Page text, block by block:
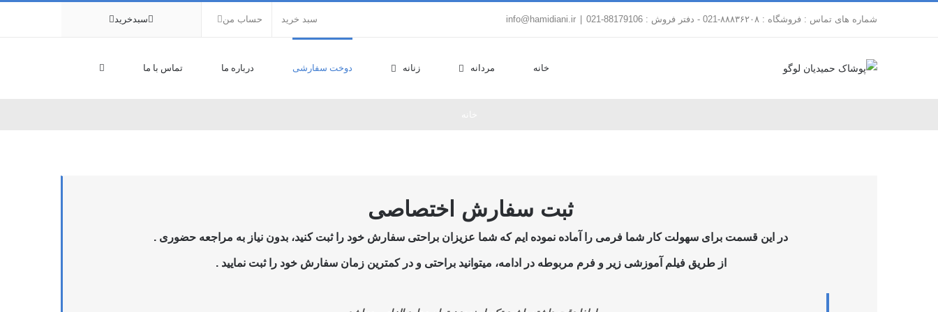
شماره های تماس : فروشگاه : ۸۸۸۳۶۲۰۸-021 - دفتر فروش : 88179106-021 info@hamidiani.ir سبد خرید حساب من سبدخرید
خانه مردانه زنانه دوخت سفارشی درباره ما تماس با ما
ثبت سفارش اختصاصی
در این قسمت برای سهولت کار شما فرمی را آماده نموده ایم که شما عزیزان براحتی سفارش خود را ثبت کنید، بدون نیاز به مراجعه حضوری .
از طریق فیلم آموزشی زیر و فرم مربوطه در ادامه، میتوانید براحتی و در کمترین زمان سفارش خود را ثبت نمایید .